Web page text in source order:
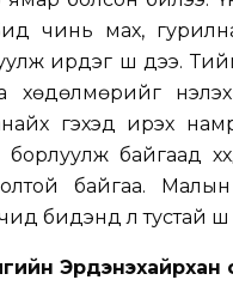
чинь мах,
ирдэг шүү дээ.
хөдөлмөрийг
гэхэд ирэх
байгаад
байгаа.
бидэнд л тустай шүү